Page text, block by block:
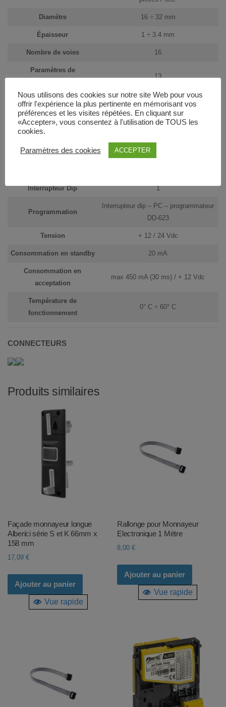
Diamétre 16 ÷ 32 mm
Épaisseur 1 ÷ 3.4 mm
Nombre de voies 16
Paramètres de
13
Antipêche 2 dispositifs mécaniques
Antifraude no
Capteurs optiques
Capteurs magnétiques V/S/I/A ver. 3 paires
Interrupteur Dip 1
Programmation
Interrupteur dip – PC – programmateur
DD-623
Tension + 12 / 24 Vdc
Consommation en standby 20 mA
Consommation en
acceptation
max 450 mA (30 ms) / + 12 Vdc
Température de
fonctionnement
0° C ÷ 60° C
CONNECTEURS
Produits similaires
Façade monnayeur longue
Alberici série S et K 66mm x
158 mm
17,09 €
Ajouter au panier
Vue rapide
Rallonge pour Monnayeur
Electronique 1 Mètre
8,00€
Ajouter au panier
Vue rapide
Nous utilisons des cookies sur notre site Web pour vous
offrir l'expérience la plus pertinente en mémorisant vos
préférences et les visites répétées. En cliquant sur
«Accepter», vous consentez à l'utilisation de TOUS les
cookies.
Paramètres des cookies ACCEPTER